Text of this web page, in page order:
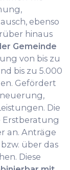
ebenso
hinaus
Gemeinde
von bis zu
bis zu 5.000
Gefördert
Die
Erstberatung
an. Anträge
über das
Diese